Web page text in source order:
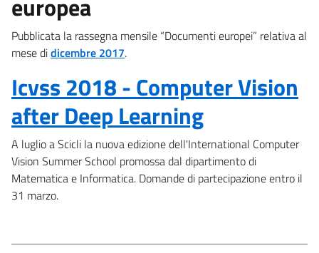
europea
Pubblicata la rassegna mensile “Documenti europei” relativa al
mese didicembre 2017.
Icvss 2018 - Computer Vision
after Deep Learning
A luglio a Scicli la nuova edizione dell'International Computer
Vision Summer School promossa dal dipartimento di
Matematica e Informatica. Domande di partecipazione entro il
31 marzo.